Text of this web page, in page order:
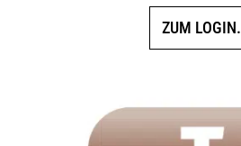
ZUM LOGIN.